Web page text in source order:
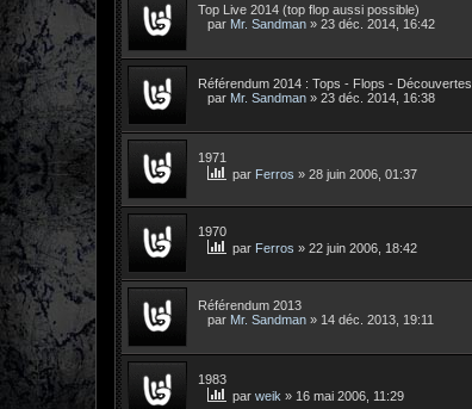
Top Live 2014 (top flop aussi possible)
par Mr. Sandman » 23 déc. 2014, 16:42
Référendum 2014 : Tops - Flops - Découvertes
par Mr. Sandman » 23 déc. 2014, 16:38
1971
par Ferros » 28 juin 2006, 01:37
1970
par Ferros » 22 juin 2006, 18:42
Référendum 2013
par Mr. Sandman » 14 déc. 2013, 19:11
1983
par weik » 16 mai 2006, 11:29